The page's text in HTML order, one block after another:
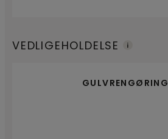
VEDLIGEHOLDELSE
GULVRENGØRING